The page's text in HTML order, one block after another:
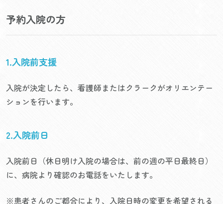
予約入院の方
1.入院前支援
入院が決定したら、看護師またはクラークがオリエンテー
ションを行います。
2.入院前日
入院前日（休日明け入院の場合は、前の週の平日最終日）
に、病院より確認のお電話をいたします。
※患者さんのご都合により、入院日時の変更を希望される